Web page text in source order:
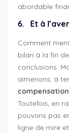
abordable
6. Et à
Comment
bilan à la fin
conclusions.
aimerions, à
compensation
Toutefois, en
pouvons pas
ligne de mire